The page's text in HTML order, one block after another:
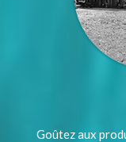
Goûtez aux